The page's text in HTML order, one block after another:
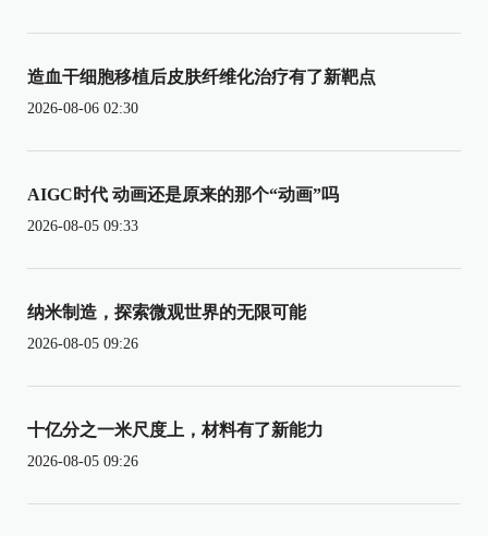
造血干细胞移植后皮肤纤维化治疗有了新靶点
2026-08-06 02:30
AIGC时代 动画还是原来的那个“动画”吗
2026-08-05 09:33
纳米制造，探索微观世界的无限可能
2026-08-05 09:26
十亿分之一米尺度上，材料有了新能力
2026-08-05 09:26